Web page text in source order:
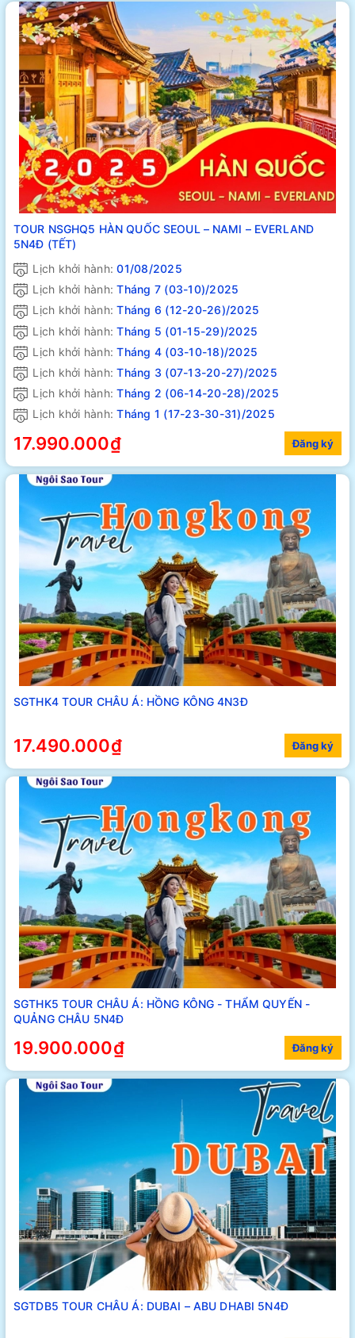
TOUR NSGHQ5 HÀN QUỐC SEOUL – NAMI – EVERLAND
5N4Đ (TẾT)
Lịch khởi hành:01/08/2025
Lịch khởi hành:Tháng 7 (03-10)/2025
Lịch khởi hành:Tháng 6 (12-20-26)/2025
Lịch khởi hành:Tháng 5 (01-15-29)/2025
Lịch khởi hành:Tháng 4 (03-10-18)/2025
Lịch khởi hành:Tháng 3 (07-13-20-27)/2025
Lịch khởi hành:Tháng 2 (06-14-20-28)/2025
Lịch khởi hành:Tháng 1 (17-23-30-31)/2025
17.990.000₫ Đăng ký
SGTHK4 TOUR CHÂU Á: HỒNG KÔNG 4N3Đ
17.490.000₫ Đăng ký
SGTHK5 TOUR CHÂU Á: HỒNG KÔNG - THẨM QUYẾN -
QUẢNG CHÂU 5N4Đ
19.900.000₫ Đăng ký
SGTDB5 TOUR CHÂU Á: DUBAI – ABU DHABI 5N4Đ